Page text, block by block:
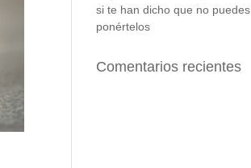
si te han dicho que no puedes
ponértelos
Comentarios recientes